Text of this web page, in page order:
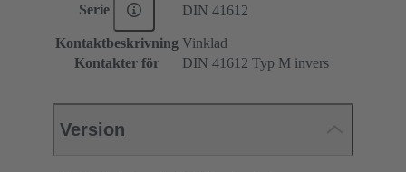
Serie DIN 41612
Kontaktbeskrivning Vinklad
Kontakter för
DIN 41612 Typ M invers
Version